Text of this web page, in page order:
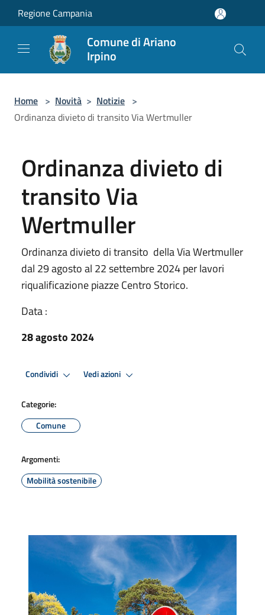
Salta al contenuto principale
Regione Campania
Comune di Ariano
Irpino
Home > Novità > Notizie >
Ordinanza divieto di transito Via Wertmuller
Ordinanza divieto di
transito Via
Wertmuller
Ordinanza divieto di transito della Via Wertmuller
dal 29 agosto al 22 settembre 2024 per lavori
riqualificazione piazze Centro Storico.
Data :
28 agosto 2024
Condividi Vedi azioni
Categorie:
Comune
Argomenti:
Mobilità sostenibile